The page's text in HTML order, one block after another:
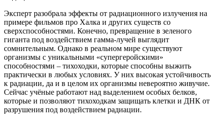
Эксперт разобрала эффекты от радиационного излучения на
примере фильмов про Халка и других существ со
сверхспособностями. Конечно, превращение в зеленого
гиганта под воздействием гамма-лучей выглядит
сомнительным. Однако в реальном мире существуют
организмы с уникальными «супергеройскими»
способностями – тихоходки, которые способны выжить
практически в любых условиях. У них высокая устойчивость
к радиации, да и в целом их организмы невероятно живучие.
Сейчас учёные работают над выделением особых белков,
которые и позволяют тихоходкам защищать клетки и ДНК от
разрушения под воздействием радиации.